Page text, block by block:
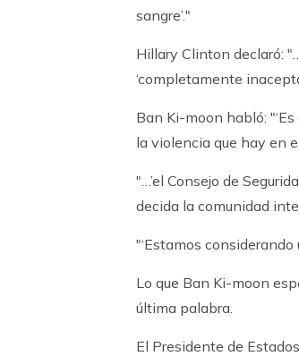
sangre’."
Hillary Clinton declaró:
‘completamente
Ban Ki-moon habló:
la violencia que hay en
"…’el Consejo de
decida la comunidad
"‘Estamos considerando
Lo que Ban Ki-moon
última palabra.
El Presidente de